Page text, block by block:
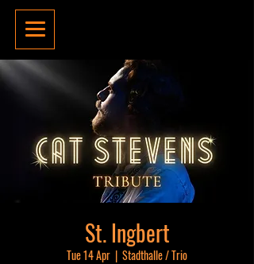
St. Ingbert
Tue 14 Apr
  |
Stadthalle / Trio